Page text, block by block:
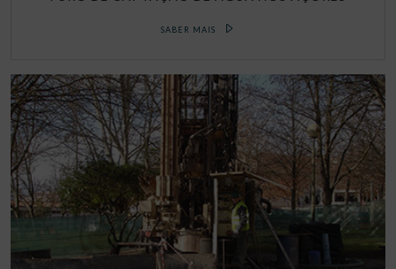
SABER MAIS